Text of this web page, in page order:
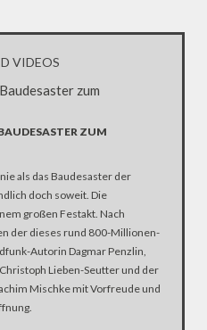
VIDEOS
ZUM
als das Baudesaster der
doch soweit. Die
großen Festakt. Nach
der dieses rund 800-Millionen-
Autorin Dagmar Penzlin,
Lieben-Seutter und der
Mischke mit Vorfreude und